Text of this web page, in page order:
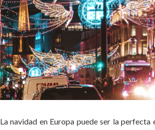
La navidad en Europa puede ser la